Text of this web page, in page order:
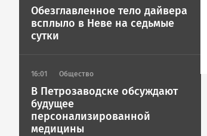
Обезглавленное тело дайвера
всплыло в Неве на седьмые
сутки
16:01 Общество
В Петрозаводске обсуждают
будущее
персонализированной
медицины